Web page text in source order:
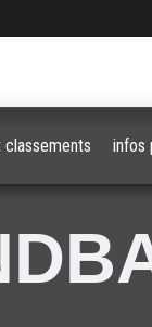
classements infos